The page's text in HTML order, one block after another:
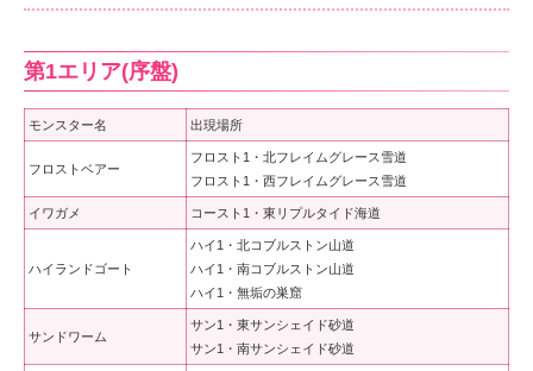
第1エリア(序盤)
モンスター名 出現場所
フロストベアー
フロスト1・北フレイムグレース雪道
フロスト1・西フレイムグレース雪道
イワガメ コースト1・東リプルタイド海道
ハイランドゴート
ハイ1・北コブルストン山道
ハイ1・南コブルストン山道
ハイ1・無垢の巣窟
サンドワーム
サン1・東サンシェイド砂道
サン1・南サンシェイド砂道